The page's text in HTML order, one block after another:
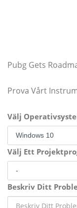
Pubg Gets
Prova Vårt
Välj
Välj Ett
Beskriv Ditt